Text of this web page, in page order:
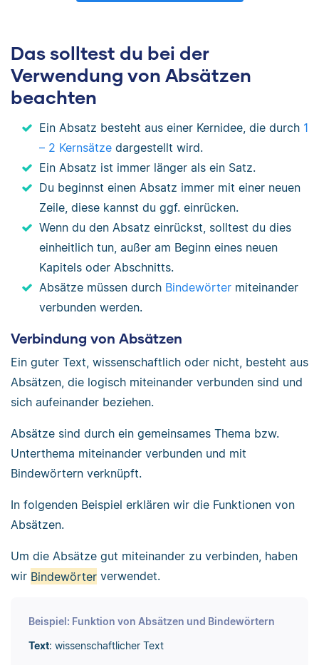
Das solltest du bei der
Verwendung von Absätzen
beachten
Ein Absatz besteht aus einer Kernidee, die durch 1
– 2 Kernsätze dargestellt wird.
Ein Absatz ist immer länger als ein Satz.
Du beginnst einen Absatz immer mit einer neuen
Zeile, diese kannst du ggf. einrücken.
Wenn du den Absatz einrückst, solltest du dies
einheitlich tun, außer am Beginn eines neuen
Kapitels oder Abschnitts.
Absätze müssen durch Bindewörter miteinander
verbunden werden.
Verbindung von Absätzen
Ein guter Text, wissenschaftlich oder nicht, besteht aus
Absätzen, die logisch miteinander verbunden sind und
sich aufeinander beziehen.
Absätze sind durch ein gemeinsames Thema bzw.
Unterthema miteinander verbunden und mit
Bindewörtern verknüpft.
In folgenden Beispiel erklären wir die Funktionen von
Absätzen.
Um die Absätze gut miteinander zu verbinden, haben
wir Bindewörter verwendet.
Beispiel: Funktion von Absätzen und Bindewörtern
Text: wissenschaftlicher Text